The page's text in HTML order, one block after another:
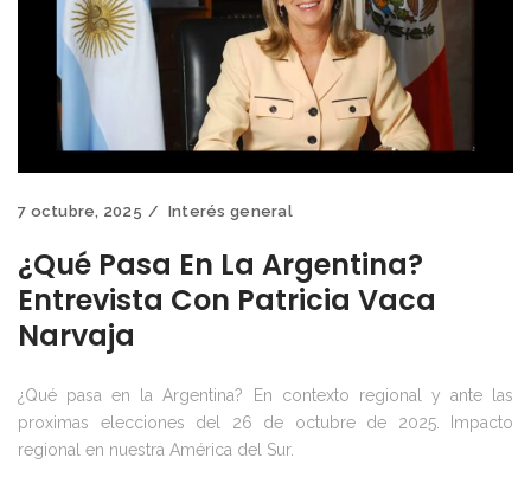
7 octubre, 2025 Interés general
¿Qué Pasa En La Argentina?
Entrevista Con Patricia Vaca
Narvaja
¿Qué pasa en la Argentina? En contexto regional y ante las
proximas elecciones del 26 de octubre de 2025. Impacto
regional en nuestra América del Sur.